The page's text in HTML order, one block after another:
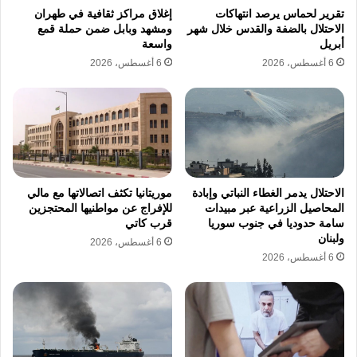
حيث تعتمد الجهات القضائية على نصوص قانونية
جزائية مختلفة لملاحقة الأصوات التي شاركت في
الاحتجاجات السابقة بينما تؤكد الجهات الرسمية
في الجمهورية التونسية التزامها بتطبيق القانون
في كافة الملفات المعروضة على القضاء دون
استثناء لأي طرف كان.
تتابع منظمات حقوقية مثل الرابطة التونسية للدفاع
عن حقوق الإنسان ومنظمة محامون بلا حدود
تطورات هذه الملفات المتعلقة بالاحتجاجات
والتعبير السياسي في الجمهورية التونسية حيث
تشير تقارير هذه المنظمات إلى تزايد عدد الملفات
المفتوحة ضد النشطاء والفاعلين المدنيين في
تقرير لحماس يرصد انتهاكات
الاحتلال بالضفة والقدس خلال شهر
أبريل
6 أغسطس، 2026
إغلاق مراكز ثقافية في طهران
ومشهد وبابل ضمن حملة قمع
واسعة
6 أغسطس، 2026
الاحتلال يدمر الغطاء النباتي وإبادة
المحاصيل الزراعية عبر مبيدات
سامة حدوديا في جنوب سوريا
ولبنان
6 أغسطس، 2026
موريتانيا تكثف اتصالاتها مع مالي
للإفراج عن مواطنيها المحتجزين
قرب كاتي
6 أغسطس، 2026